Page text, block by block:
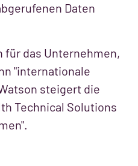
Daten
für das Unternehmen,
"internationale
steigert die
Technical Solutions